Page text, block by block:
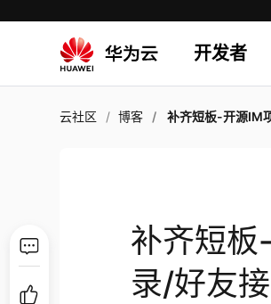
开发者
云社区 博客 补齐短板-开源IM项目
补齐短
录/好友